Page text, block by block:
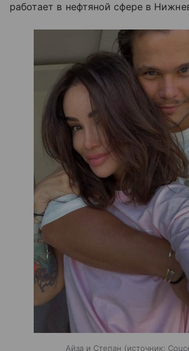
работает в нефтяной сфере в
Айза и Степан источник: